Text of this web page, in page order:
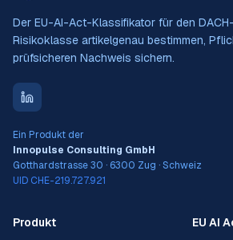
Der EU-AI-Act-Klassifikator für den
Risikoklasse artikelgenau bestimmen,
prüfsicheren Nachweis sichern.
Ein Produkt der
Innopulse Consulting GmbH
Gotthardstrasse 30 · 6300 Zug · Schweiz
UID CHE-219.727.921
Produkt EU AI